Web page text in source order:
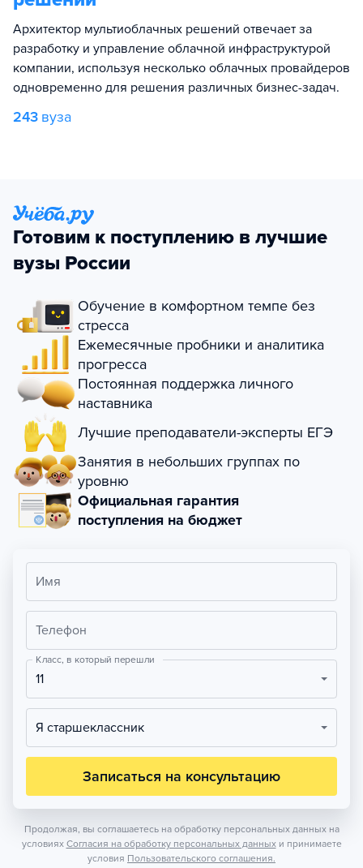
Архитектор мультиоблачных решений отвечает за
разработку и управление облачной инфраструктурой
компании, используя несколько облачных провайдеров
одновременно для решения различных бизнес-задач.
243 вуза
Готовим к поступлению в лучшие
вузы России
Обучение в комфортном темпе без
стресса
Ежемесячные пробники и аналитика
прогресса
Постоянная поддержка личного
наставника
Лучшие преподаватели-эксперты ЕГЭ
Занятия в небольших группах по
уровню
Официальная гарантия
поступления на бюджет
Имя
Телефон
Класс, в который перешли
11
Я старшеклассник
Записаться на консультацию
Продолжая, вы соглашаетесь на обработку персональных данных на
условиях Согласия на обработку персональных данных и принимаете
условия Пользовательского соглашения.